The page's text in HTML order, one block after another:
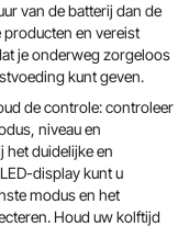
van de batterij dan de
en vereist
je onderweg zorgeloos
kunt geven.
de controle: controleer
niveau en
het duidelijke en
display kunt u
modus en het
Houd uw kolftijd